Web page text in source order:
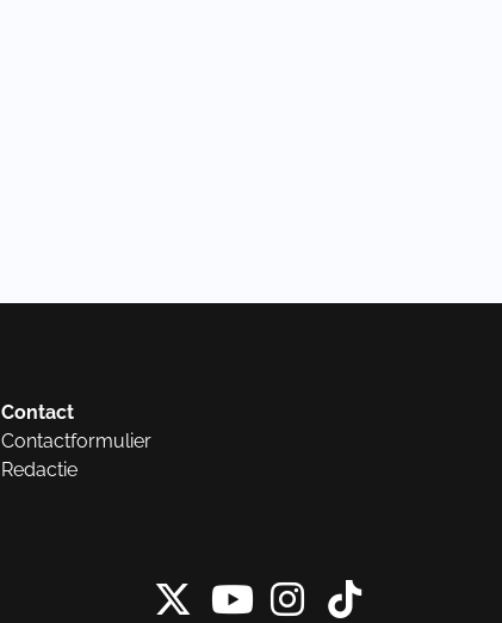
Contact
Contactformulier
Redactie
X vanInstagram
Tiktok